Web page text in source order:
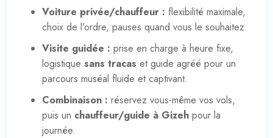
Voiture privée/chauffeur : flexibilité maximale,
choix de l’ordre, pauses quand vous le souhaitez.
Visite guidée : prise en charge à heure fixe,
logistique sans tracas et guide agréé pour un
parcours muséal fluide et captivant.
Combinaison : réservez vous-même vos vols,
puis un chauffeur/guide à Gizeh pour la
journée.